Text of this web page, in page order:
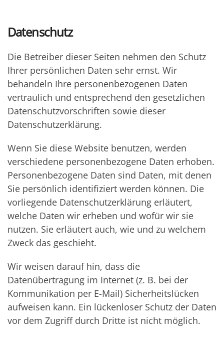
Datenschutz
Die Betreiber dieser Seiten nehmen den Schutz
Ihrer persönlichen Daten sehr ernst. Wir
behandeln Ihre personenbezogenen Daten
vertraulich und entsprechend den gesetzlichen
Datenschutzvorschriften sowie dieser
Datenschutzerklärung.
Wenn Sie diese Website benutzen, werden
verschiedene personenbezogene Daten erhoben.
Personenbezogene Daten sind Daten, mit denen
Sie persönlich identifiziert werden können. Die
vorliegende Datenschutzerklärung erläutert,
welche Daten wir erheben und wofür wir sie
nutzen. Sie erläutert auch, wie und zu welchem
Zweck das geschieht.
Wir weisen darauf hin, dass die
Datenübertragung im Internet (z. B. bei der
Kommunikation per E-Mail) Sicherheitslücken
aufweisen kann. Ein lückenloser Schutz der Daten
vor dem Zugriff durch Dritte ist nicht möglich.